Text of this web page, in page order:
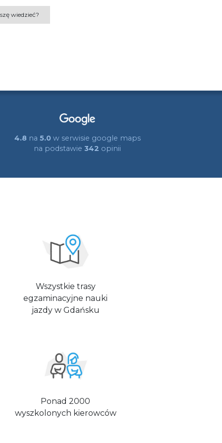
wiedzieć?
4.8 na 5.0w serwisie google maps
na podstawie 342 opinii
Wszystkie trasy
egzaminacyjne nauki
jazdy w Gdańsku
Ponad 2000
wyszkolonych kierowców